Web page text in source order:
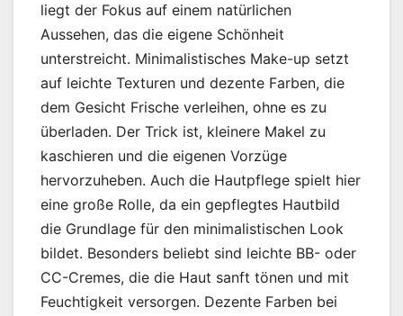
liegt der Fokus auf einem natürlichen
Aussehen, das die eigene Schönheit
unterstreicht. Minimalistisches Make-up setzt
auf leichte Texturen und dezente Farben, die
dem Gesicht Frische verleihen, ohne es zu
überladen. Der Trick ist, kleinere Makel zu
kaschieren und die eigenen Vorzüge
hervorzuheben. Auch die Hautpflege spielt hier
eine große Rolle, da ein gepflegtes Hautbild
die Grundlage für den minimalistischen Look
bildet. Besonders beliebt sind leichte BB- oder
CC-Cremes, die die Haut sanft tönen und mit
Feuchtigkeit versorgen. Dezente Farben bei